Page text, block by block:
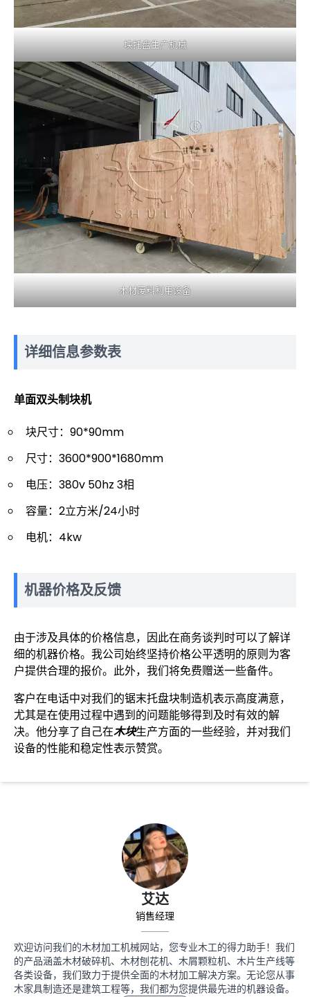
艾达
销售经理
欢迎访问我们的木材加工机械网站，您专业木工的得力助手！我们
的产品涵盖木材破碎机、木材刨花机、木屑颗粒机、木片生产线等
各类设备，我们致力于提供全面的木材加工解决方案。无论您从事
木家具制造还是建筑工程等，我们都为您提供最先进的机器设备。
块托盘生产机械
木材废料利用设备
详细信息参数表
单面双头制块机
块尺寸：90*90mm
尺寸：3600*900*1680mm
电压：380v 50hz 3相
容量：2立方米/24小时
电机：4kw
机器价格及反馈
由于涉及具体的价格信息，因此在商务谈判时可以了解详
细的机器价格。我公司始终坚持价格公平透明的原则为客
户提供合理的报价。此外，我们将免费赠送一些备件。
客户在电话中对我们的锯末托盘块制造机表示高度满意，
尤其是在使用过程中遇到的问题能够得到及时有效的解
决。他分享了自己在木块生产方面的一些经验，并对我们
设备的性能和稳定性表示赞赏。